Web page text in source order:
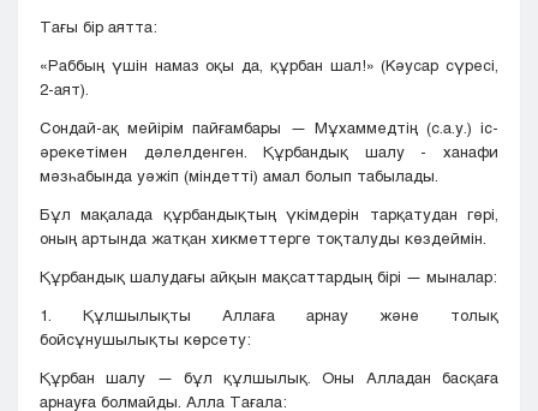
Тағы бір аятта:
«Раббың үшін намаз оқы да, құрбан шал!» (Кәусар сүресі,
2-аят).
Сондай-ақ мейірім пайғамбары — Мұхаммедтің (с.а.у.) іс-
әрекетімен дәлелденген. Құрбандық шалу - ханафи
мәзһабында уәжіп (міндетті) амал болып табылады.
Бұл мақалада құрбандықтың үкімдерін тарқатудан гөрі,
оның артында жатқан хикметтерге тоқталуды көздеймін.
Құрбандық шалудағы айқын мақсаттардың бірі — мыналар:
1. Құлшылықты Аллаға арнау және толық
бойсұнушылықты көрсету:
Құрбан шалу — бұл құлшылық. Оны Алладан басқаға
арнауға болмайды. Алла Тағала: